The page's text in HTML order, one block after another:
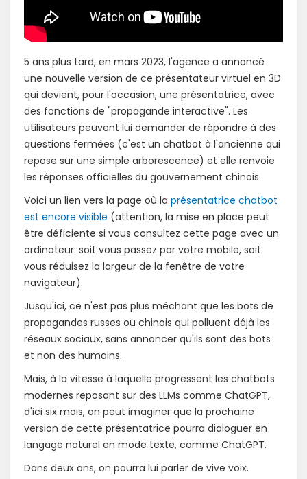
5 ans plus tard, en mars 2023, l'agence a annoncé
une nouvelle version de ce présentateur virtuel en 3D
qui devient, pour l'occasion, une présentatrice, avec
des fonctions de "propagande interactive". Les
utilisateurs peuvent lui demander de répondre à des
questions fermées (c'est un chatbot à l'ancienne qui
repose sur une simple arborescence) et elle renvoie
les réponses officielles du gouvernement chinois.
Voici un lien vers la page où la présentatrice chatbot
est encore visible (attention, la mise en place peut
être déficiente si vous consultez cette page avec un
ordinateur: soit vous passez par votre mobile, soit
vous réduisez la largeur de la fenêtre de votre
navigateur).
Jusqu'ici, ce n'est pas plus méchant que les bots de
propagandes russes ou chinois qui polluent déjà les
réseaux sociaux, sans annoncer qu'ils sont des bots
et non des humains.
Mais, à la vitesse à laquelle progressent les chatbots
modernes reposant sur des LLMs comme ChatGPT,
d'ici six mois, on peut imaginer que la prochaine
version de cette présentatrice pourra dialoguer en
langage naturel en mode texte, comme ChatGPT.
Dans deux ans, on pourra lui parler de vive voix.